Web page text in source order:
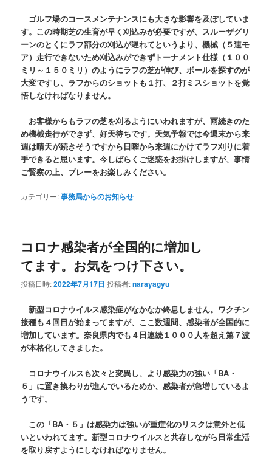
ゴルフ場のコースメンテナンスにも大きな影響を及ぼしていま
す。この時期芝の生育が早く刈込みが必要ですが、スルーザグリ
ーンのとくにラフ部分の刈込が遅れてというより、機械（５連モ
ア）走行できないため刈込みができずトーナメント仕様（１００
ミリ～１５０ミリ）のようにラフの芝が伸び、ボールを探すのが
大変ですし、ラフからのショットも１打、２打ミスショットを覚
悟しなければなりません。
お客様からもラフの芝を刈るようにいわれますが、雨続きのた
め機械走行ができず、好天待ちです。天気予報では今週末から来
週は晴天が続きそうですから日曜から来週にかけてラフ刈りに着
手できると思います。今しばらくご迷惑をお掛けしますが、事情
ご賢察の上、プレーをお楽しみください。
カテゴリー:事務局からのお知らせ
コロナ感染者が全国的に増加し
てます。お気をつけ下さい。
投稿日時:2022年7月17日 投稿者:narayagyu
新型コロナウイルス感染症がなかなか終息しません。ワクチン
接種も４回目が始まってますが、ここ数週間、感染者が全国的に
増加しています。奈良県内でも４日連続１０００人を超え第７波
が本格化してきました。
コロナウイルスも次々と変異し、より感染力の強い「BA・
５」に置き換わりが進んでいるためか、感染者が急増しているよ
うです。
この「BA・５」は感染力は強いが重症化のリスクは意外と低
いといわれてます。新型コロナウイルスと共存しながら日常生活
を取り戻すようにしなければなりません。